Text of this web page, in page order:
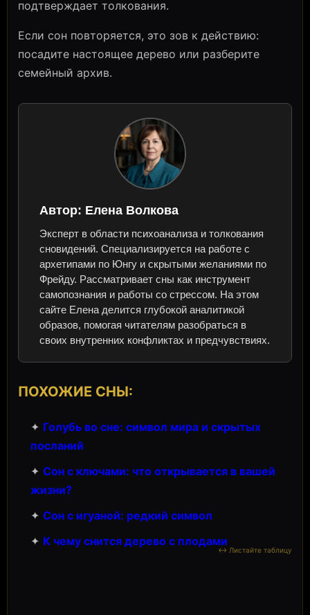
подтверждает толкования.
Если сон повторяется, это зов к действию:
посадите настоящее дерево или разберите
семейный архив.
Автор: Елена Волкова
Эксперт в области психоанализа и толкования
сновидений. Специализируется на работе с
архетипами по Юнгу и скрытыми желаниями по
Фрейду. Рассматривает сны как инструмент
самопознания и работы со стрессом. На этом
сайте Елена делится глубокой аналитикой
образов, помогая читателям разобраться в
своих внутренних конфликтах и предчувствиях.
ПОХОЖИЕ СНЫ:
✦ Голубь во сне: символ мира и скрытых
посланий
✦ Сон с ключами: что открывается в вашей
жизни?
✦ Сон с игуаной: редкий символ
✦ К чему снится дерево с плодами